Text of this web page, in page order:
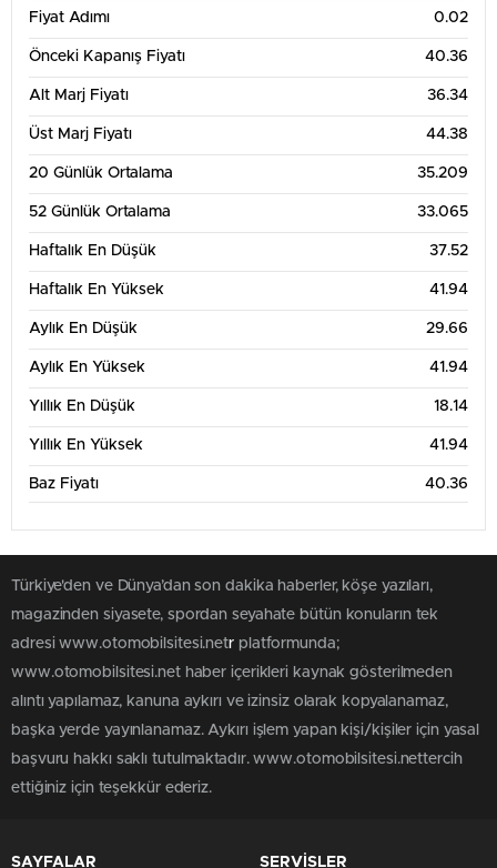
Fiyat Adımı 0.02
Önceki Kapanış Fiyatı 40.36
Alt Marj Fiyatı 36.34
Üst Marj Fiyatı 44.38
20 Günlük Ortalama 35.209
52 Günlük Ortalama 33.065
Haftalık En Düşük 37.52
Haftalık En Yüksek 41.94
Aylık En Düşük 29.66
Aylık En Yüksek 41.94
Yıllık En Düşük 18.14
Yıllık En Yüksek 41.94
Baz Fiyatı 40.36
Türkiye'den ve Dünya’dan son dakika haberler, köşe yazıları,
magazinden siyasete, spordan seyahate bütün konuların tek
adresi www.otomobilsitesi.netr platformunda;
www.otomobilsitesi.net haber içerikleri kaynak gösterilmeden
alıntı yapılamaz, kanuna aykırı ve izinsiz olarak kopyalanamaz,
başka yerde yayınlanamaz. Aykırı işlem yapan kişi/kişiler için yasal
başvuru hakkı saklı tutulmaktadır. www.otomobilsitesi.nettercih
ettiğiniz için teşekkür ederiz.
SAYFALAR SERVİSLER